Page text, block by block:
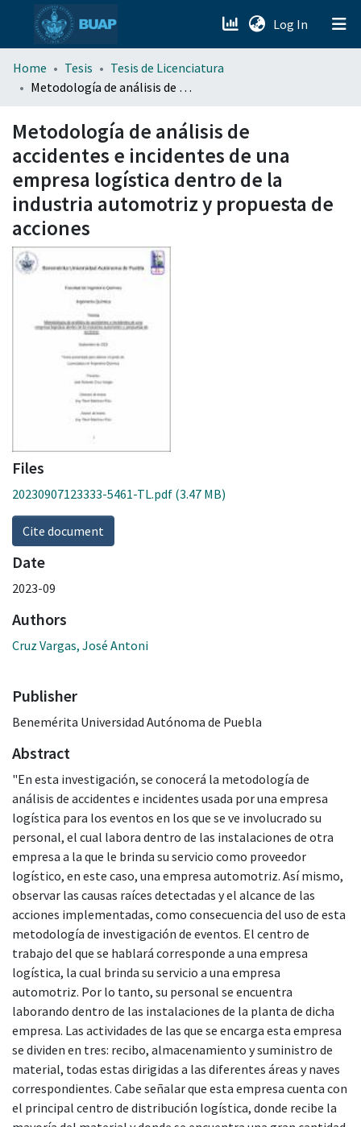
Log In (current)
menu.section.about_menu
Home Tesis
Tesis de Licenciatura
Metodología de análisis de accidentes e incidentes de una empresa logística dentro de la industria automotriz y propuesta de acciones
Metodología de análisis de
accidentes e incidentes de una
empresa logística dentro de la
industria automotriz y propuesta de
acciones
Files
20230907123333-5461-TL.pdf (3.47 MB)
Cite document
Date
2023-09
Authors
Cruz Vargas, José Antoni
Publisher
Benemérita Universidad Autónoma de Puebla
Abstract
"En esta investigación, se conocerá la metodología de
análisis de accidentes e incidentes usada por una empresa
logística para los eventos en los que se ve involucrado su
personal, el cual labora dentro de las instalaciones de otra
empresa a la que le brinda su servicio como proveedor
logístico, en este caso, una empresa automotriz. Así mismo,
observar las causas raíces detectadas y el alcance de las
acciones implementadas, como consecuencia del uso de esta
metodología de investigación de eventos. El centro de
trabajo del que se hablará corresponde a una empresa
logística, la cual brinda su servicio a una empresa
automotriz. Por lo tanto, su personal se encuentra
laborando dentro de las instalaciones de la planta de dicha
empresa. Las actividades de las que se encarga esta empresa
se dividen en tres: recibo, almacenamiento y suministro de
material, todas estas dirigidas a las diferentes áreas y naves
correspondientes. Cabe señalar que esta empresa cuenta con
el principal centro de distribución logística, donde recibe la